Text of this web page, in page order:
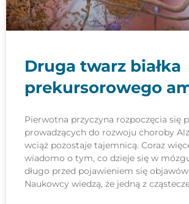
Druga twarz białka
prekursorowego
Pierwotna przyczyna rozpoczęcia się
prowadzących do rozwoju choroby
wciąż pozostaje tajemnicą. Coraz
wiadomo o tym, co dzieje się w
długo przed pojawieniem się
Naukowcy wiedzą, że jedną z